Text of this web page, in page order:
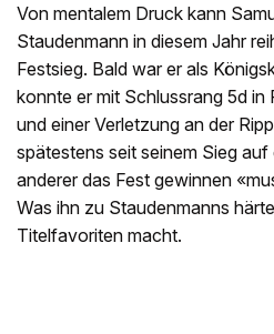
Von mentalem Druck kann
Staudenmann in diesem Jahr
Festsieg. Bald war er als
konnte er mit Schlussrang 5d
und einer Verletzung an der
spätestens seit seinem Sieg
anderer das Fest gewinnen
Was ihn zu Staudenmanns
Titelfavoriten macht.